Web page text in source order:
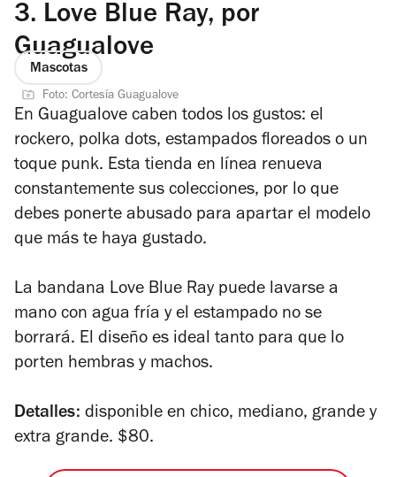
3. Love Blue Ray, por
Guagualove
Mascotas
Foto: Cortesía Guagualove
En Guagualove caben todos los gustos: el
rockero, polka dots, estampados floreados o un
toque punk. Esta tienda en línea renueva
constantemente sus colecciones, por lo que
debes ponerte abusado para apartar el modelo
que más te haya gustado.
La bandana Love Blue Ray puede lavarse a
mano con agua fría y el estampado no se
borrará. El diseño es ideal tanto para que lo
porten hembras y machos.
Detalles: disponible en chico, mediano, grande y
extra grande. $80.